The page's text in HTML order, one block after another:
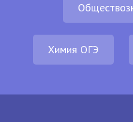
Химия ОГЭ